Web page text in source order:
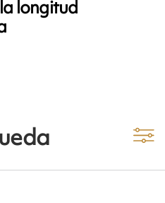
longitud